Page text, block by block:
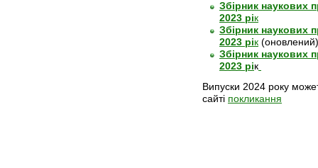
Збірник наукових
2023 рік
Збірник наукових
2023 рік (оновлений)
Збірник наукових
2023 рік
Випуски 2024 року
сайті покликання